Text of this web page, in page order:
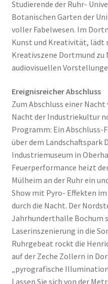
Studierende der Ruhr-
Botanischen Garten der
voller Fabelwesen. Im
Kunst und Kreativität, lädt
Kreativszene Dortmund zu
audiovisuellen
Ereignisreicher Abschluss
Zum Abschluss einer
Nacht der Industriekultur
Programm: Ein
über dem Landschaftspark
Industriemuseum in
Feuerperformance heizt
Mülheim an der Ruhr ein
Show mit Pyro- Effekten
durch die Nacht. Der
Jahrhunderthalle Bochum
Laserinszenierung in die
Ruhrgebeat rockt die
auf der Zeche Zollern in
„pyrografische
Lassen Sie sich von der